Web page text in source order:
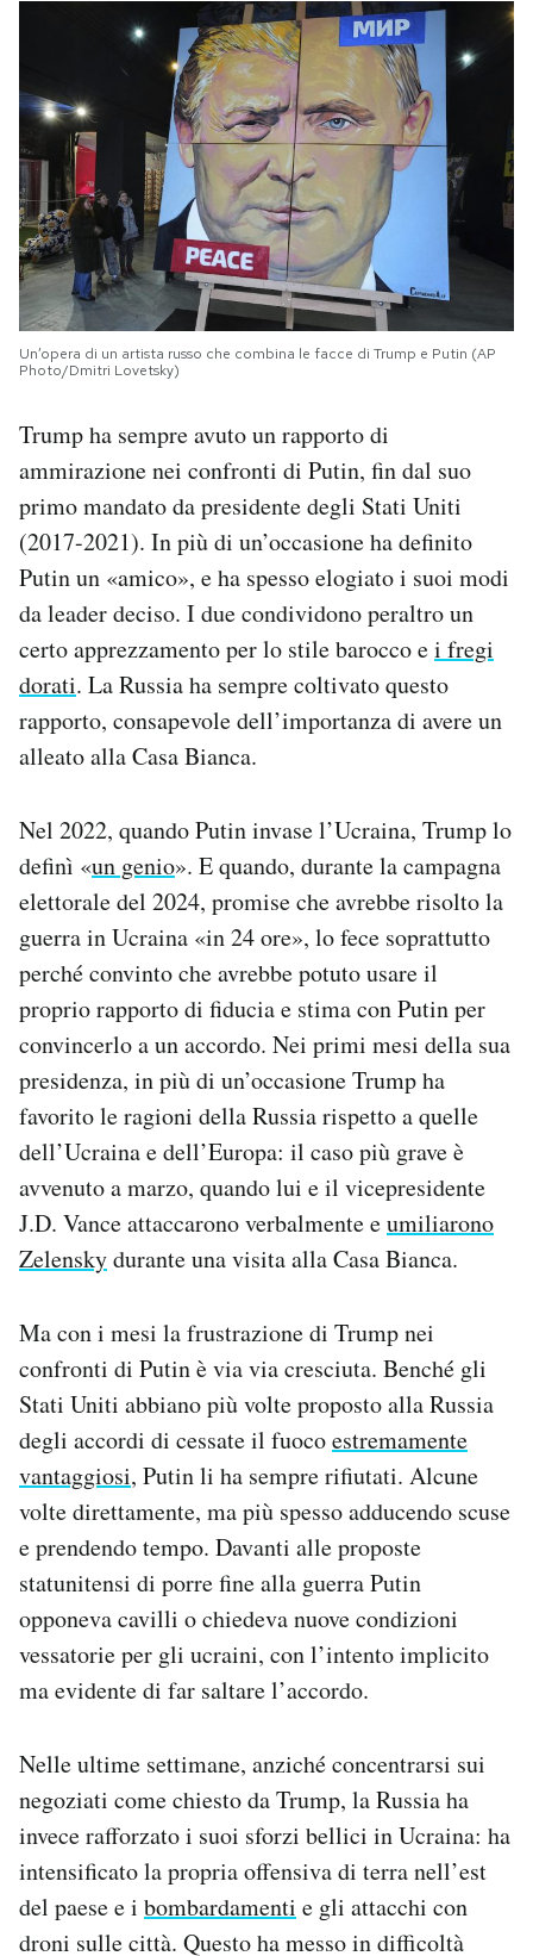
Un’opera di un artista russo che combina le facce di Trump e Putin (AP
Photo/Dmitri Lovetsky)
Trump ha sempre avuto un rapporto di
ammirazione nei confronti di Putin, fin dal suo
primo mandato da presidente degli Stati Uniti
(2017-2021). In più di un’occasione ha definito
Putin un «amico», e ha spesso elogiato i suoi modi
da leader deciso. I due condividono peraltro un
certo apprezzamento per lo stile barocco ei fregi
dorati. La Russia ha sempre coltivato questo
rapporto, consapevole dell’importanza di avere un
alleato alla Casa Bianca.
Nel 2022, quando Putin invase l’Ucraina, Trump lo
definì «un genio». E quando, durante la campagna
elettorale del 2024, promise che avrebbe risolto la
guerra in Ucraina «in 24 ore», lo fece soprattutto
perché convinto che avrebbe potuto usare il
proprio rapporto di fiducia e stima con Putin per
convincerlo a un accordo. Nei primi mesi della sua
presidenza, in più di un’occasione Trump ha
favorito le ragioni della Russia rispetto a quelle
dell’Ucraina e dell’Europa: il caso più grave è
avvenuto a marzo, quando lui e il vicepresidente
J.D. Vance attaccarono verbalmente eumiliarono
Zelenskydurante una visita alla Casa Bianca.
Ma con i mesi la frustrazione di Trump nei
confronti di Putin è via via cresciuta. Benché gli
Stati Uniti abbiano più volte proposto alla Russia
degli accordi di cessate il fuocoestremamente
vantaggiosi, Putin li ha sempre rifiutati. Alcune
volte direttamente, ma più spesso adducendo scuse
e prendendo tempo. Davanti alle proposte
statunitensi di porre fine alla guerra Putin
opponeva cavilli o chiedeva nuove condizioni
vessatorie per gli ucraini, con l’intento implicito
ma evidente di far saltare l’accordo.
Nelle ultime settimane, anziché concentrarsi sui
negoziati come chiesto da Trump, la Russia ha
invece rafforzato i suoi sforzi bellici in Ucraina: ha
intensificato la propria offensiva di terra nell’est
del paese e i bombardamenti e gli attacchi con
droni sulle città. Questo ha messo in difficoltà